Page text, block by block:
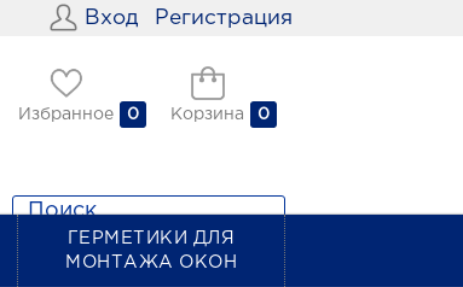
Вход Регистрация
Избранное 0 Корзина 0
ГЕРМЕТИКИ ДЛЯ
МОНТАЖА ОКОН